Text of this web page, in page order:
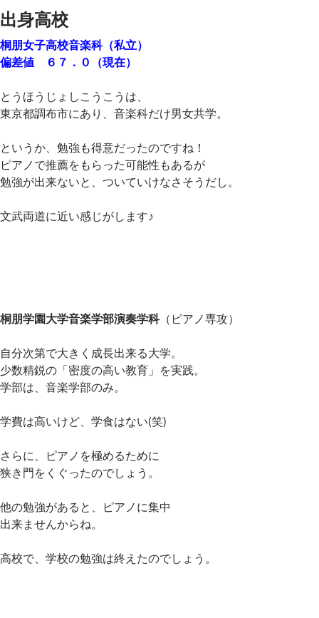
出身高校
桐朋女子高校音楽科（私立）
偏差値 ６７．０（現在）
とうほうじょしこうこうは、
東京都調布市にあり、音楽科だけ男女共学。
というか、勉強も得意だったのですね！
ピアノで推薦をもらった可能性もあるが
勉強が出来ないと、ついていけなさそうだし。
文武両道に近い感じがします♪
桐朋学園大学音楽学部演奏学科（ピアノ専攻）
自分次第で大きく成長出来る大学。
少数精鋭の「密度の高い教育」を実践。
学部は、音楽学部のみ。
学費は高いけど、学食はない(笑)
さらに、ピアノを極めるために
狭き門をくぐったのでしょう。
他の勉強があると、ピアノに集中
出来ませんからね。
高校で、学校の勉強は終えたのでしょう。